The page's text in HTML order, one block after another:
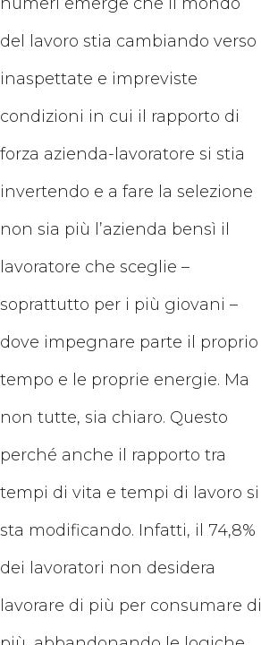
del lavoro stia cambiando verso
inaspettate e impreviste
condizioni in cui il rapporto di
forza azienda-lavoratore si stia
invertendo e a fare la selezione
non sia più l’azienda bensì il
lavoratore che sceglie –
soprattutto per i più giovani –
dove impegnare parte il proprio
tempo e le proprie energie. Ma
non tutte, sia chiaro. Questo
perché anche il rapporto tra
tempi di vita e tempi di lavoro si
sta modificando. Infatti, il 74,8%
dei lavoratori non desidera
lavorare di più per consumare di